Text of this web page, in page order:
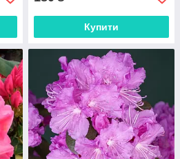
Купити